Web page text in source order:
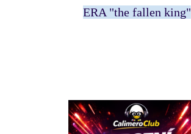
ERA "the fallen king"